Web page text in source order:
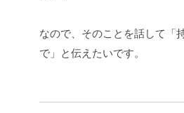
なので、そのことを話して「
で」と伝えたいです。